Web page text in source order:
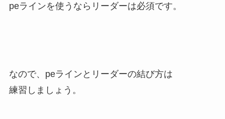
peラインを使うならリーダーは必須です。
なので、peラインとリーダーの結び方は
練習しましょう。